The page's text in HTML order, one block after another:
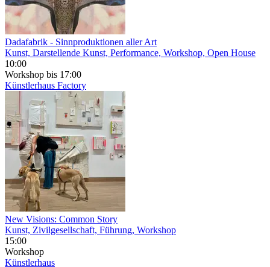
Dadafabrik - Sinnproduktionen aller Art
Kunst, Darstellende Kunst, Performance, Workshop, Open House
10:00
Workshop bis 17:00
Künstlerhaus Factory
New Visions: Common Story
Kunst, Zivilgesellschaft, Führung, Workshop
15:00
Workshop
Künstlerhaus